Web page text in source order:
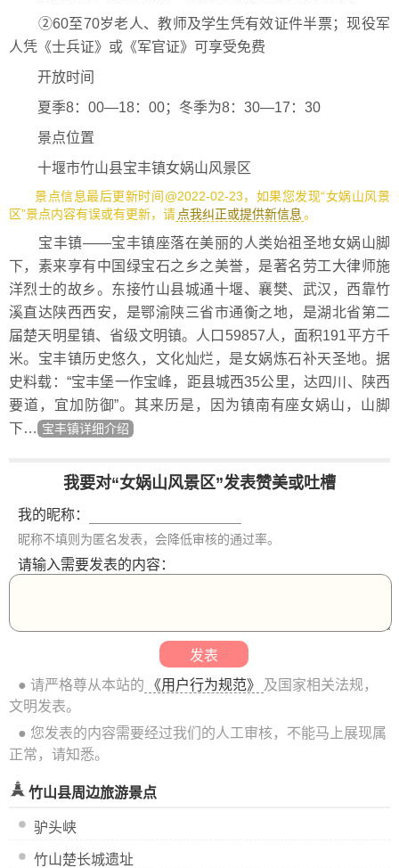
②60至70岁老人、教师及学生凭有效证件半票；现役军
人凭《士兵证》或《军官证》可享受免费
开放时间
夏季8：00—18：00；冬季为8：30—17：30
景点位置
十堰市竹山县宝丰镇女娲山风景区
景点信息最后更新时间@2022-02-23，如果您发现“女娲山风景
区”景点内容有误或有更新，请 点我纠正或提供新信息。
宝丰镇——宝丰镇座落在美丽的人类始祖圣地女娲山脚
下，素来享有中国绿宝石之乡之美誉，是著名劳工大律师施
洋烈士的故乡。东接竹山县城通十堰、襄樊、武汉，西靠竹
溪直达陕西西安，是鄂渝陕三省市通衡之地，是湖北省第二
届楚天明星镇、省级文明镇。人口59857人，面积191平方千
米。宝丰镇历史悠久，文化灿烂，是女娲炼石补天圣地。据
史料载：“宝丰堡一作宝峰，距县城西35公里，达四川、陕西
要道，宜加防御”。其来历是，因为镇南有座女娲山，山脚
下… 宝丰镇详细介绍
我要对“女娲山风景区”发表赞美或吐槽
我的昵称：
昵称不填则为匿名发表，会降低审核的通过率。
请输入需要发表的内容：
● 请严格尊从本站的 《用户行为规范》
及国家相关法规，
文明发表。
● 您发表的内容需要经过我们的人工审核，不能马上展现属
正常，请知悉。
竹山县周边旅游景点
驴头峡
竹山楚长城遗址